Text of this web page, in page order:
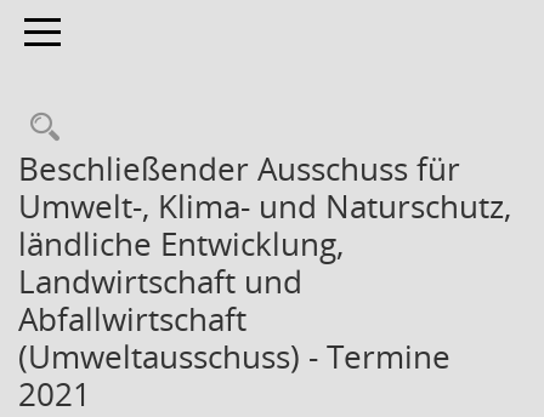
Toggle navigation
Beschließender Ausschuss für
Umwelt-, Klima- und Naturschutz,
ländliche Entwicklung,
Landwirtschaft und
Abfallwirtschaft
(Umweltausschuss) - Termine
2021